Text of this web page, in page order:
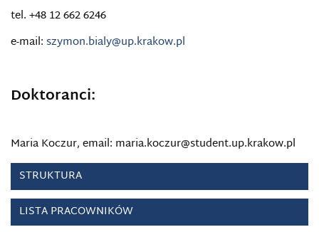
tel. +48 12 662 6246
e-mail: szymon.bialy@up.krakow.pl
Doktoranci:
Maria Koczur, email: maria.koczur@student.up.krakow.pl
STRUKTURA
LISTA PRACOWNIKÓW